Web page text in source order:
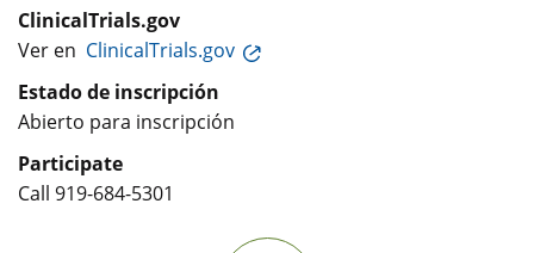
ClinicalTrials.gov
Ver en ClinicalTrials.gov
Estado de inscripción
Abierto para inscripción
Participate
Call 919-684-5301